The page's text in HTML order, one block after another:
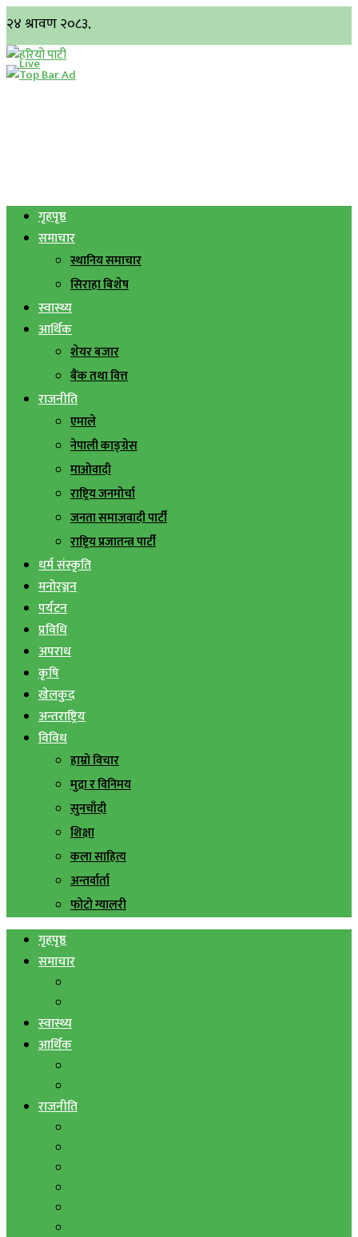
गृहपृष्ठ
समाचार
स्थानिय समाचार
सिराहा बिशेष
स्वास्थ्य
आर्थिक
शेयर बजार
बैंक तथा वित्त
राजनीति
एमाले
नेपाली काङ्ग्रेस
माओवादी
राष्ट्रिय जनमोर्चा
जनता समाजवादी पार्टी
राष्ट्रिय प्रजातन्त्र पार्टी
धर्म संस्कृति
मनोरञ्जन
पर्यटन
प्रविधि
अपराध
कृषि
खेलकुद
अन्तराष्ट्रिय
विविध
हाम्रो विचार
मुद्रा र विनिमय
सुनचाँदी
शिक्षा
कला साहित्य
अन्तर्वार्ता
फोटो ग्यालरी
गृहपृष्ठ
समाचार
स्वास्थ्य
आर्थिक
राजनीति